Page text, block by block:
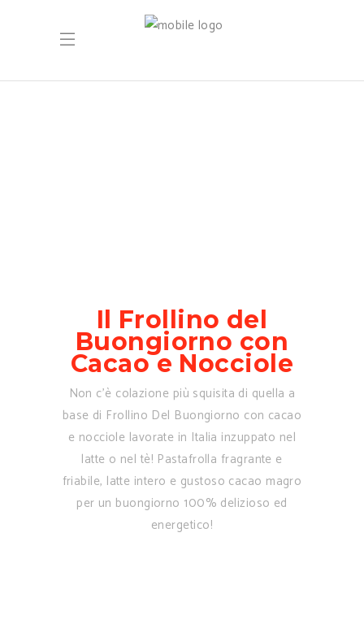
Il Frollino del
Buongiorno con
Cacao e Nocciole
Non c’è colazione più squisita di quella a
base di Frollino Del Buongiorno con cacao
e nocciole lavorate in Italia inzuppato nel
latte o nel tè! Pastafrolla fragrante e
friabile, latte intero e gustoso cacao magro
per un buongiorno 100% delizioso ed
energetico!